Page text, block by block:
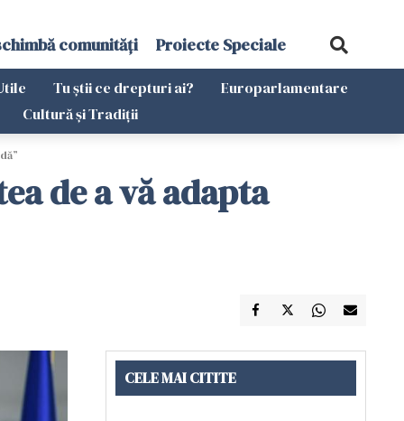
comunități Proiecte Speciale
Tu știi ce drepturi ai?
Europarlamentare
Cultură și Tradiții
de a vă adapta
CELE MAI CITITE